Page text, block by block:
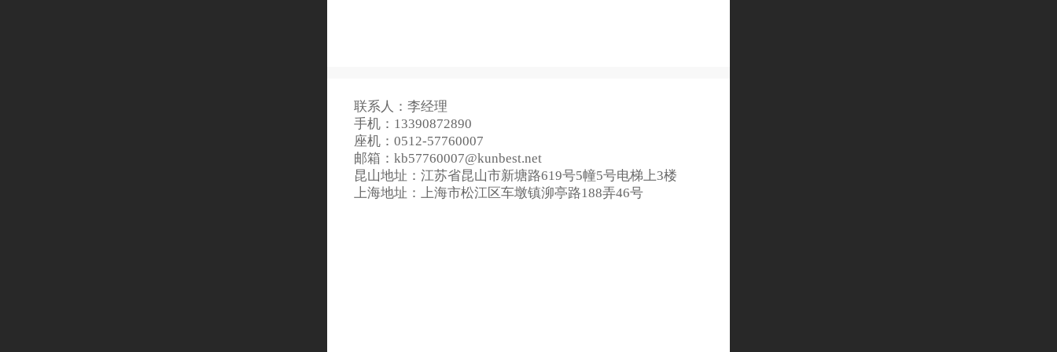
联系人：李经理
手机：13390872890
座机：0512-57760007
邮箱：kb57760007@kunbest.net
昆山地址：江苏省昆山市新塘路619号5幢5号电梯上3楼
上海地址：上海市松江区车墩镇泖亭路188弄46号